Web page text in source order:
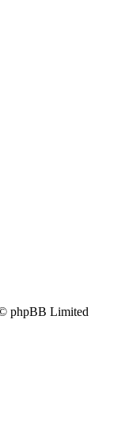
phpBB Limited